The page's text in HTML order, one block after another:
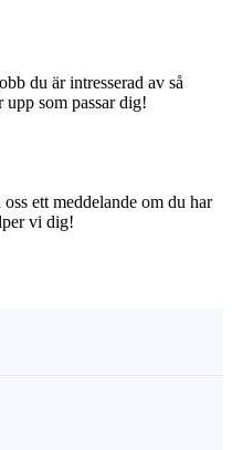
du är intresserad av så
som passar dig!
ett meddelande om du har
vi dig!